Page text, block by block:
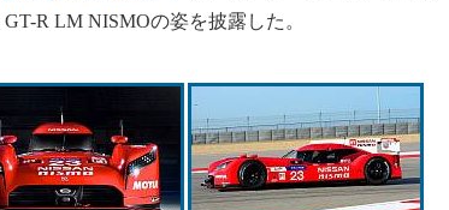
製造業ビッグデータ
植物工場
知財マネジメント
海外生産
グローバル設計・開発
R LM NISMOの姿を披露した。